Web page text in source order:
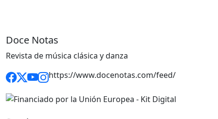
Doce Notas
Revista de música clásica y danza
https://www.docenotas.com/feed/